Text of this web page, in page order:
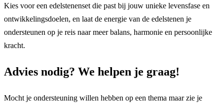
Kies voor een edelstenenset die past bij jouw unieke levensfase en
ontwikkelingsdoelen, en laat de energie van de edelstenen je
ondersteunen op je reis naar meer balans, harmonie en persoonlijke
kracht.
Advies nodig? We helpen je graag!
Mocht je ondersteuning willen hebben op een thema maar zie je